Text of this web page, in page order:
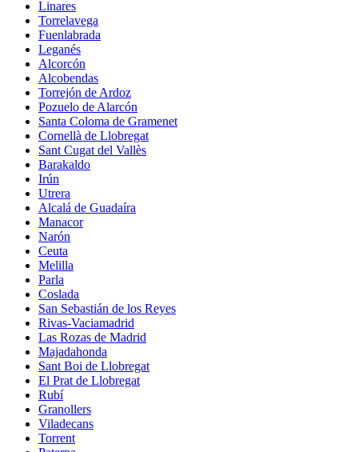
Linares
Torrelavega
Fuenlabrada
Leganés
Alcorcón
Alcobendas
Torrejón de Ardoz
Pozuelo de Alarcón
Santa Coloma de Gramenet
Cornellà de Llobregat
Sant Cugat del Vallès
Barakaldo
Irún
Utrera
Alcalá de Guadaíra
Manacor
Narón
Ceuta
Melilla
Parla
Coslada
San Sebastián de los Reyes
Rivas-Vaciamadrid
Las Rozas de Madrid
Majadahonda
Sant Boi de Llobregat
El Prat de Llobregat
Rubí
Granollers
Viladecans
Torrent